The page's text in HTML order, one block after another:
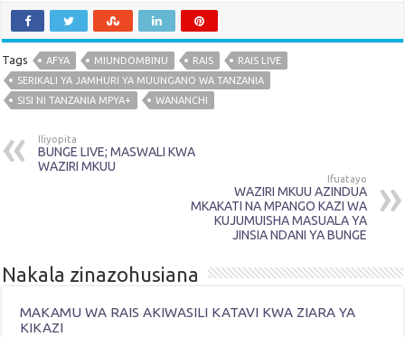
Tags AFYA MIUNDOMBINU RAIS
RAIS LIVE
SERIKALI YA JAMHURI YA MUUNGANO WA TANZANIA
SISI NI TANZANIA MPYA+
WANANCHI
Iliyopita
BUNGE LIVE; MASWALI KWA
WAZIRI MKUU
Ifuatayo
WAZIRI MKUU AZINDUA
MKAKATI NA MPANGO KAZI WA
KUJUMUISHA MASUALA YA
JINSIA NDANI YA BUNGE
Nakala zinazohusiana
MAKAMU WA RAIS AKIWASILI KATAVI KWA ZIARA YA
KIKAZI